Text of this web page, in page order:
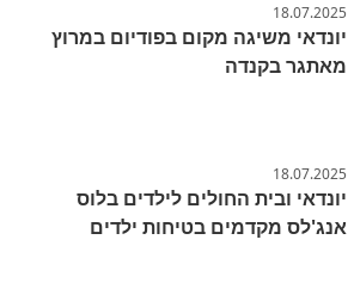
18.07.2025
יונדאי משיגה מקום בפודיום במרוץ
מאתגר בקנדה
18.07.2025
יונדאי ובית החולים לילדים בלוס
אנג'לס מקדמים בטיחות ילדים